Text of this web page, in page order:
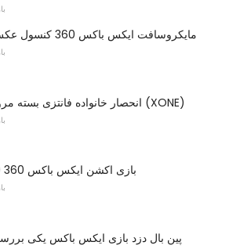
مایکروسافت ایکس باکس 360 کنسول عکس
انحصار خانواده فانتزی بسته مرور (XONE)
10 بازی اکشن ایکس باکس 360
پین بال دزد بازی ایکس باکس یکی